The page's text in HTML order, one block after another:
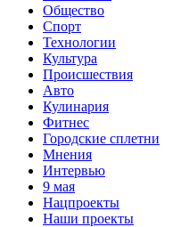
Общество
Спорт
Технологии
Культура
Происшествия
Авто
Кулинария
Фитнес
Городские сплетни
Мнения
Интервью
9 мая
Нацпроекты
Наши проекты